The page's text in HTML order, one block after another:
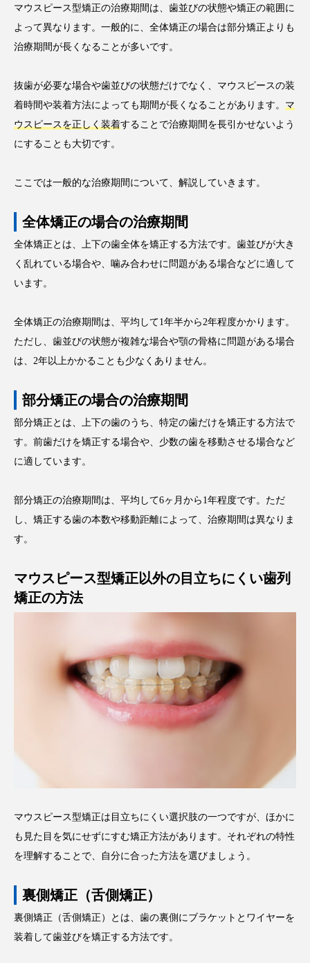
マウスピース型矯正の治療期間は、歯並びの状態や矯正の範囲に
よって異なります。一般的に、全体矯正の場合は部分矯正よりも
治療期間が長くなることが多いです。
抜歯が必要な場合や歯並びの状態だけでなく、マウスピースの装
着時間や装着方法によっても期間が長くなることがあります。 マ
ウスピースを正しく装着することで治療期間を長引かせないよう
にすることも大切です。
ここでは一般的な治療期間について、解説していきます。
全体矯正の場合の治療期間
全体矯正とは、上下の歯全体を矯正する方法です。歯並びが大き
く乱れている場合や、噛み合わせに問題がある場合などに適して
います。
全体矯正の治療期間は、平均して1年半から2年程度かかります。
ただし、歯並びの状態が複雑な場合や顎の骨格に問題がある場合
は、2年以上かかることも少なくありません。
部分矯正の場合の治療期間
部分矯正とは、上下の歯のうち、特定の歯だけを矯正する方法で
す。前歯だけを矯正する場合や、少数の歯を移動させる場合など
に適しています。
部分矯正の治療期間は、平均して6ヶ月から1年程度です。ただ
し、矯正する歯の本数や移動距離によって、治療期間は異なりま
す。
マウスピース型矯正以外の目立ちにくい歯列
矯正の方法
マウスピース型矯正は目立ちにくい選択肢の一つですが、ほかに
も見た目を気にせずにすむ矯正方法があります。それぞれの特性
を理解することで、自分に合った方法を選びましょう。
裏側矯正（舌側矯正）
裏側矯正（舌側矯正）とは、歯の裏側にブラケットとワイヤーを
装着して歯並びを矯正する方法です。